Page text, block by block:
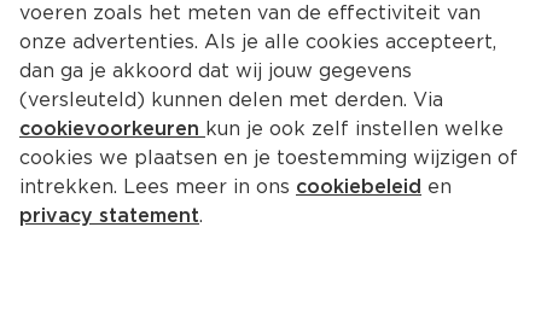
voeren zoals het meten van de effectiviteit van
onze advertenties. Als je alle cookies accepteert,
dan ga je akkoord dat wij jouw gegevens
(versleuteld) kunnen delen met derden. Via
cookievoorkeuren kun je ook zelf instellen welke
cookies we plaatsen en je toestemming wijzigen of
intrekken. Lees meer in ons cookiebeleid en
privacy statement.